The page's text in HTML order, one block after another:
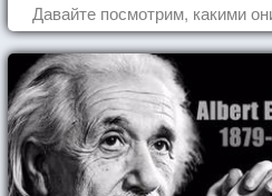
Давайте посмотрим, какими